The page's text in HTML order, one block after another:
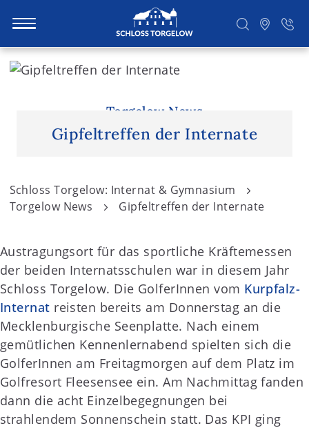
S
n
t
Torgelow News
Gipfeltreffen der Internate
Schloss Torgelow: Internat & Gymnasium
Torgelow News
Gipfeltreffen der Internate
Austragungsort für das sportliche Kräftemessen
der beiden Internatsschulen war in diesem Jahr
Schloss Torgelow. Die GolferInnen vom Kurpfalz-
Internat reisten bereits am Donnerstag an die
Mecklenburgische Seenplatte. Nach einem
gemütlichen Kennenlernabend spielten sich die
GolferInnen am Freitagmorgen auf dem Platz im
Golfresort Fleesensee ein. Am Nachmittag fanden
dann die acht Einzelbegegnungen bei
strahlendem Sonnenschein statt. Das KPI ging